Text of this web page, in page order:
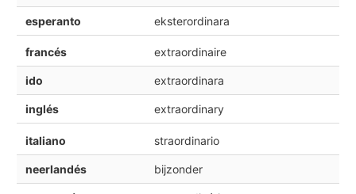
esperanto eksterordinara
francés extraordinaire
ido extraordinara
inglés extraordinary
italiano straordinario
neerlandés bijzonder